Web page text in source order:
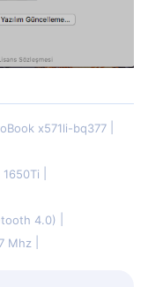
x571li-bq377
4.0)
Mhz